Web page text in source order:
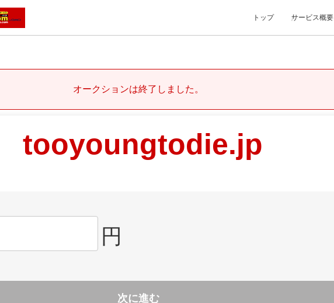
トップ サービス概要
オークションは終了しました。
tooyoungtodie.jp
円
次に進む